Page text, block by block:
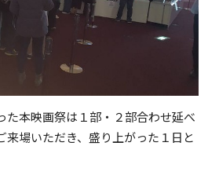
た本映画祭は１部・２部合わせ延べ
来場いただき、盛り上がった１日と